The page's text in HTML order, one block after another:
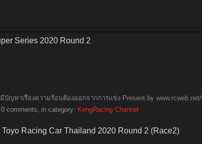
Series 2020 Round 2
ญหาเรื่องความร้อนต้องออกจากการแข่ง Present by www.rcweb.net/
0 comments, in category: KengRacing Channel
Racing Car Thailand 2020 Round 2 (Race2)